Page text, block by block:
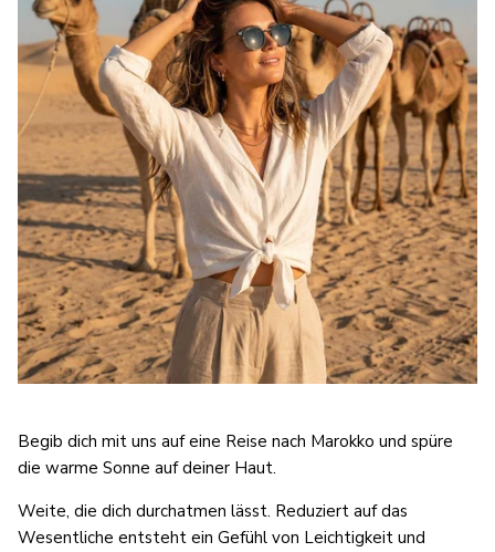
Begib dich mit uns auf eine Reise nach Marokko und spüre
die warme Sonne auf deiner Haut.
Weite, die dich durchatmen lässt. Reduziert auf das
Wesentliche entsteht ein Gefühl von Leichtigkeit und